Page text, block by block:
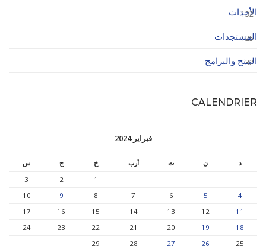
الأحداث
132
المستجدات
125
المنح والبرامج
32
CALENDRIER
فبراير 2024
د ن ث أرب خ ج
س
1
2
3
4
5
6
7
8
9
10
11
12
13
14
15
16
17
18
19
20
21
22
23
24
25
26
27
28
29